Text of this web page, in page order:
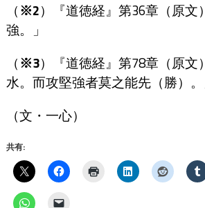
（※2）『道徳経』第36章（原文
強。」
（※3）『道徳経』第78章（原文
水。而攻堅強者莫之能先（勝）。
（文・一心）
共有: